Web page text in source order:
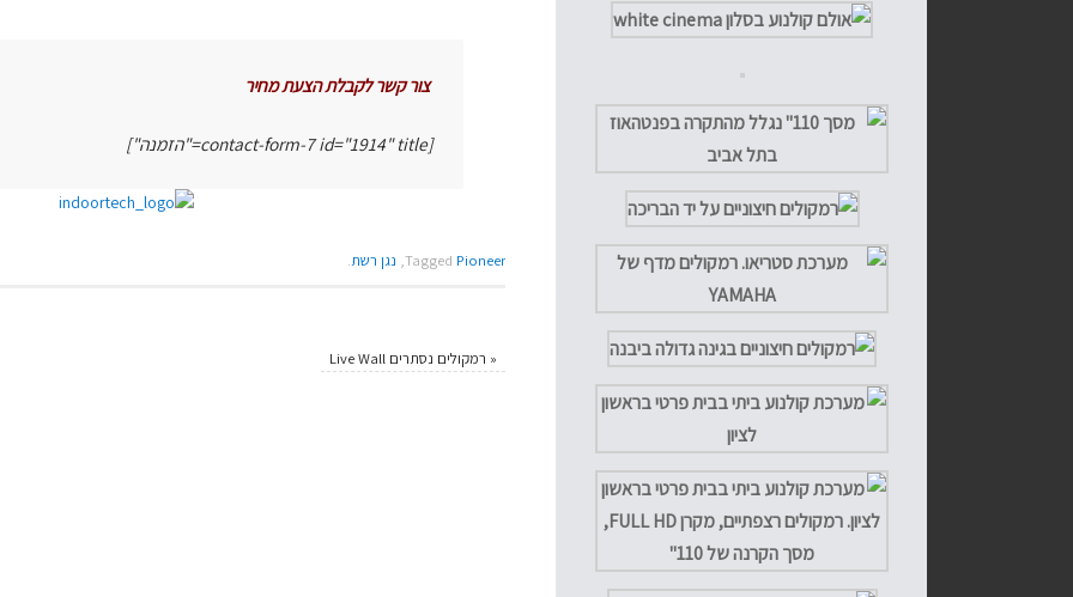
צור קשר לקבלת הצעת מחיר
[contact-form-7 id="1914" title="הזמנה"]
Tagged Pioneer
, נגן רשת.
« רמקולים נסתרים Live Wall